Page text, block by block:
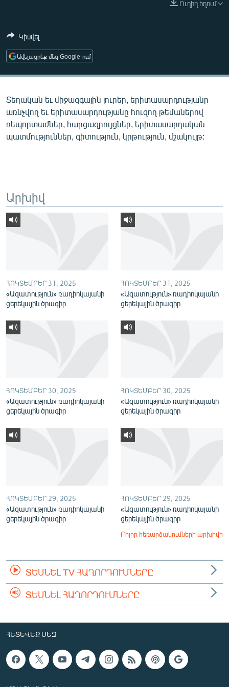
ՄԵԿՆԱԲԱՆՈՒԹՅՈՒՆ
ԿՈՐՈՆԱՎԻՐՈՒՍ
ԱՐԽԻՎ
ՏԵՍԱՆՅՈՒԹԵՐ
ՓՈԴՔԱՍԹ
Հայերեն
ՀԵՏԵՎԵՔ ՄԵԶ
Ուղիղ հղում
Կիսվել
Ավելացրեք մեզ Google-ում
Տեղական եւ միջազգային լուրեր, երիտասարդությանը
առնչվող եւ երիտասարդությանը հուզող թեմաներով
ռեպորտաժներ, հարցազրույցներ, երիտասարդական
պատմություններ, գիտություն, կրթություն, մշակույթ:
Արխիվ
ՀՈԿՏԵՄԲԵՐ 31, 2025
«Ազատություն» ռադիոկայանի
ցերեկային ծրագիր
ՀՈԿՏԵՄԲԵՐ 31, 2025
«Ազատություն» ռադիոկայանի
ցերեկային ծրագիր
ՀՈԿՏԵՄԲԵՐ 30, 2025
«Ազատություն» ռադիոկայանի
ցերեկային ծրագիր
ՀՈԿՏԵՄԲԵՐ 30, 2025
«Ազատություն» ռադիոկայանի
ցերեկային ծրագիր
ՀՈԿՏԵՄԲԵՐ 29, 2025
«Ազատություն» ռադիոկայանի
ցերեկային ծրագիր
ՀՈԿՏԵՄԲԵՐ 29, 2025
«Ազատություն» ռադիոկայանի
ցերեկային ծրագիր
Բոլոր հեռարձակումների արխիվը
ՏԵՍՆԵԼ TV ՀԱՂՈՐԴՈՒՄՆԵՐԸ
ՏԵՍՆԵԼ ՀԱՂՈՐԴՈՒՄՆԵՐԸ
ՀԵՏԵՎԵՔ ՄԵԶ